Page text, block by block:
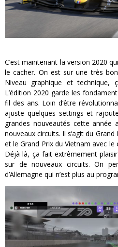
C’est maintenant la version 2020
le cacher. On est sur une très
Niveau graphique et technique,
L’édition 2020 garde les
fil des ans. Loin d’être
ajuste quelques settings et
grandes nouveautés cette année
nouveaux circuits. Il s’agit du
et le Grand Prix du Vietnam avec
Déjà là, ça fait extrêmement
sur de nouveaux circuits. On
d’Allemagne qui n’est plus au